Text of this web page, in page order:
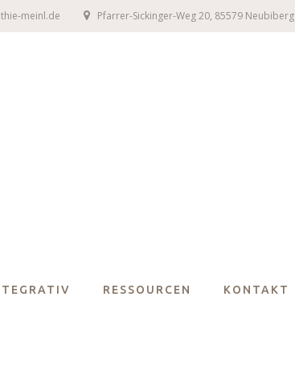
meinl.de Pfarrer-Sickinger-Weg 20, 85579 Neubiberg
RESSOURCEN KONTAKT